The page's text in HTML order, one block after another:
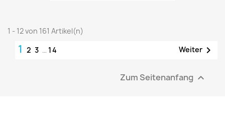
1 - 12 von 161 Artikel(n)
1 2 3 … 14 Weiter 
Zum Seitenanfang 